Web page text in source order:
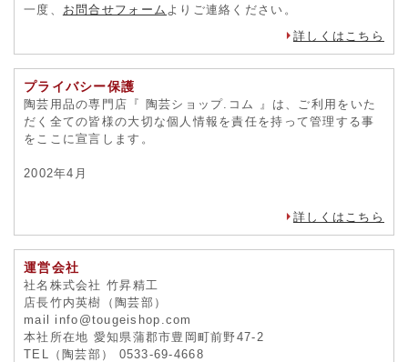
一度、 お問合せフォーム よりご連絡ください。
詳しくはこちら
プライバシー保護
陶芸用品の専門店『 陶芸ショップ.コム 』は、ご利用をいた
だく全ての皆様の大切な個人情報を責任を持って管理する事
をここに宣言します。
2002年4月
詳しくはこちら
運営会社
社名株式会社 竹昇精工
店長竹内英樹（陶芸部）
mail info@tougeishop.com
本社所在地 愛知県蒲郡市豊岡町前野47-2
TEL（陶芸部） 0533-69-4668